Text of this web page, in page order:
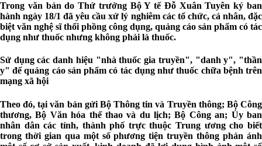
Trong văn bản do Thứ trưởng Bộ Y tế Đỗ Xuân Tuyên ký ban
hành ngày 18/1 đã yêu cầu xử lý nghiêm các tổ chức, cá nhân, đặc
biệt văn nghệ sĩ thổi phồng công dụng, quảng cáo sản phẩm có tác
dụng như thuốc nhưng không phải là thuốc.
Sử dụng các danh hiệu "nhà thuốc gia truyền", "danh y", "thần
y" để quảng cáo sản phẩm có tác dụng như thuốc chữa bệnh trên
mạng xã hội
Theo đó, tại văn bản gửi Bộ Thông tin và Truyền thông; Bộ Công
thương, Bộ Văn hóa thể thao và du lịch; Bộ Công an; Ủy ban
nhân dân các tỉnh, thành phố trực thuộc Trung ương cho biết
trong thời gian qua một số phương tiện truyền thông phản ánh